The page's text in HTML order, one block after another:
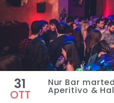
31
OTT
Nur Bar
Aperitivo &